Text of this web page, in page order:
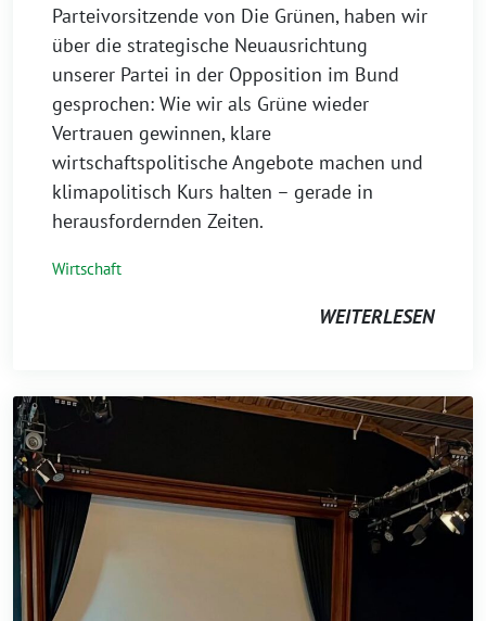
Parteivorsitzende von Die Grünen, haben wir
über die strategische Neuausrichtung
unserer Partei in der Opposition im Bund
gesprochen: Wie wir als Grüne wieder
Vertrauen gewinnen, klare
wirtschaftspolitische Angebote machen und
klimapolitisch Kurs halten – gerade in
herausfordernden Zeiten.
Wirtschaft
WEITERLESEN